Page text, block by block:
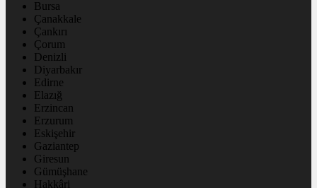
Bursa
Çanakkale
Çankırı
Çorum
Denizli
Diyarbakır
Edirne
Elazığ
Erzincan
Erzurum
Eskişehir
Gaziantep
Giresun
Gümüşhane
Hakkâri